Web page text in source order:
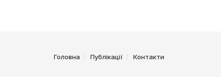
Головна Публікації Контакти